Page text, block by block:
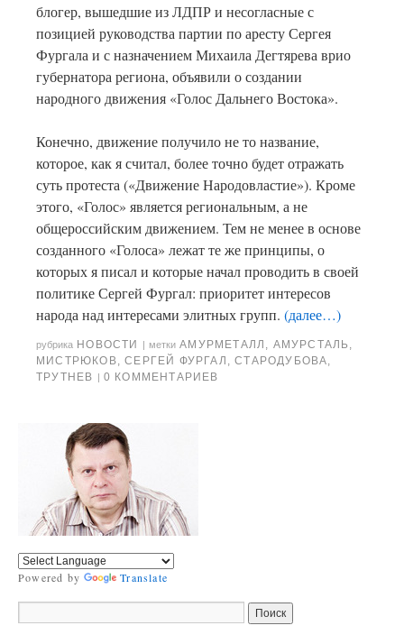
блогер, вышедшие из ЛДПР и несогласные с
позицией руководства партии по аресту Сергея
Фургала и с назначением Михаила Дегтярева врио
губернатора региона, объявили о создании
народного движения «Голос Дальнего Востока».
Конечно, движение получило не то название,
которое, как я считал, более точно будет отражать
суть протеста («Движение Народовластие»). Кроме
этого, «Голос» является региональным, а не
общероссийским движением. Тем не менее в основе
созданного «Голоса» лежат те же принципы, о
которых я писал и которые начал проводить в своей
политике Сергей Фургал: приоритет интересов
народа над интересами элитных групп. (далее…)
рубрика НОВОСТИ | метки АМУРМЕТАЛЛ , АМУРСТАЛЬ,
МИСТРЮКОВ,СЕРГЕЙ ФУРГАЛ ,СТАРОДУБОВА,
ТРУТНЕВ | 0 КОММЕНТАРИЕВ
Powered by Translate